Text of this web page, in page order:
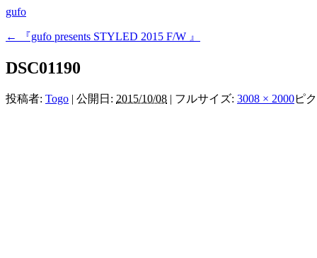
gufo
← 『gufo presents STYLED 2015 F/W 』
DSC01190
投稿者: Togo | 公開日: 2015/10/08 | フルサイズ: 3008 × 2000ピ